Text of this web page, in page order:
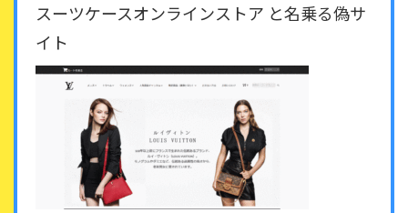
スーツケースオンラインストア と名乗る偽サ
イト